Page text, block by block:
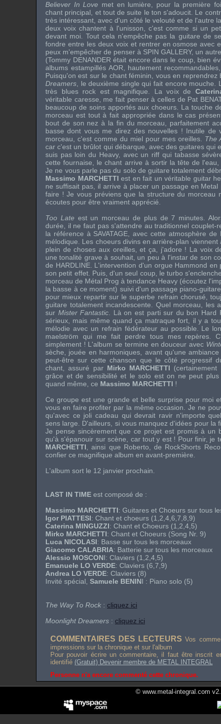
Believer In Love met en lumière, pour la première
chant principal, et tout de suite le ton s'adoucit. Le
très intéressant, avec d'un côté le velouté et de l'autre
deux voix chantent à l'unisson, c'est comme si un
devant moi. Tout cela n'empêche pas la guitare de
fondre entre les deux voix et rentrer en osmose avec
peux m'empêcher de penser à SPIN GALLERY, un
(Tommy DENANDER était encore dans le coup, bien
albums estampillés AOR, hautement
Puisqu'on est sur le chant féminin, vous en
Dreamers , le deuxième single qui fait encore
très blues rock est magnifique. La voix de
véritable caresse, me fait penser à celles de Pat
beaucoup de soins apportés aux choeurs. La touche
morceau est tout à fait appropriée dans le cas
bout de son nez à la fin du morceau, parfaitement
basse dont vous me direz des nouvelles ! Inutile de
morceau, c'est comme du miel pour mes oreilles. The
car c'est un brûlot qui débarque, avec des guitares qui
suis pas loin du Heavy, avec un riff qui tabasse
cette fournaise, le chant arrive à sortir la tête de
Je ne vous parle pas du solo de guitare totalement
Massimo MARCHETTI est en fait un véritable guitar
ne suffisait pas, il arrive à placer un passage en
faire ! Je vous préviens que la structure du morceau
écoutes pour être vraiment apprécié.
Too Late est un morceau de plus de 7 minutes.
durée, il ne faut pas s'attendre au traditionnel couplet-
la référence à SAVATAGE , avec cette atmosphère
mélodique. Les choeurs divins en arrière-plan
plein de choses aux oreilles, et ça, j'adore ! La voix
une tonalité grave à souhait, un peu à l'instar de son
de HARDLINE. L'intervention d'un orgue Hammond en
son petit effet. Puis, d'un seul coup, le turbo
morceau de Métal Prog à tendance Heavy (écoutez
la basse à ce moment) suivi d'un passage piano-
pour mieux repartir sur le superbe refrain chorusé,
guitare totalement incandescente. Quel morceau, les
sur Mister Fantastic . Là on est parti sur du bon Hard
sérieux, mais même quand ça matraque fort, il y a
mélodie avec un refrain fédérateur au possible. Le
maelström qui me fait perdre tous mes repères.
simplement ! L'album se termine en douceur avec
sèche, jouée en harmoniques, avant qu'une
peut-être sur cette chanson que le côté progressif
chant, assuré par Mirko MARCHETTI
grâce et de sensibilité et le solo est on ne peut plus
quand même, ce Massimo MARCHETTI !
Ce groupe est une grande et belle surprise pour moi
vous en faire profiter par la même occasion. Je ne
qu'avec ce joli cadeau qui devrait ravir n'importe
sens large. D'ailleurs, si vous manquez d'idées pour la
Je pense sincèrement que ce projet est promis à un
qu'à s'épanouir sur scène, car tout y est ! Pour finir, je
MARCHETTI , ainsi que Roberto , de RockShorts
confier ce magnifique album en avant-première.
L'album sort le 12 janvier prochain.
LAST IN TIME est composé de :
Massimo MARCHETTI: Guitares et Choeurs sur tous
Igor PIATTESI: Chant et choeurs (1,2,4,6,7,8,9)
Caterina MINGUZZI: Chant et Choeurs (1,2,4,5)
Mirko MARCHETTI: Chant et Choeurs (Song Nr. 9)
Luca NICOLASI: Basse sur tous les morceaux
Giacomo CALABRIA: Batterie sur tous les morceaux
Alessio MOSCONI: Claviers (1,2,4,5)
Emanuele LO VERDE: Claviers (6,7,9)
Andrea LO VERDE: Claviers (8)
Invité spécial, Samuele BENINI : Piano solo (5)
The Way To Rock : cliquez ici
Moonlight Dreamers : cliquez ici
COMMENTAIRES DES LECTEURS Vos
impressions sur la chronique et sur l'album
Pour pouvoir écrire un commentaire, il faut être inscrit
identifié (Gratuit) Devenir membre de METAL INTEGRAL
Personne n'a encore commenté cette chronique.
© www.metal-integral.com